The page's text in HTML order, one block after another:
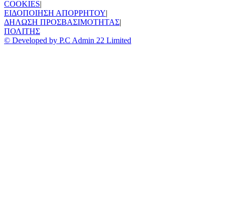
COOKIES|
ΕΙΔΟΠΟΙΗΣΗ ΑΠΟΡΡΗΤΟΥ|
ΔΗΛΩΣΗ ΠΡΟΣΒΑΣΙΜΟΤΗΤΑΣ|
ΠΟΛΙΤΗΣ
© Developed by P.C Admin 22 Limited